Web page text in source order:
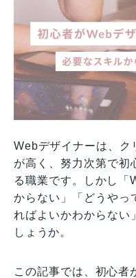
Webデザイナーは、ク
が高く、努力次第で初
る職業です。しかし「
からない」「どうやっ
ればよいかわからない
しょうか。
この記事では、初心者